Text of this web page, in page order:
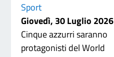
Sport
Giovedì, 30 Luglio 2026
Cinque azzurri saranno
protagonisti del World